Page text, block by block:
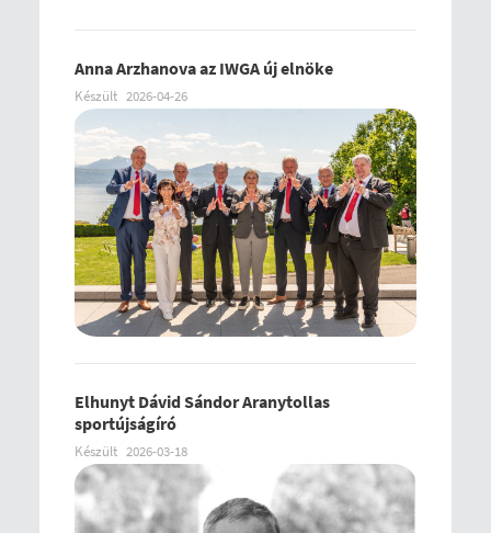
Anna Arzhanova az IWGA új elnöke
Készült 2026-04-26
Elhunyt Dávid Sándor Aranytollas
sportújságíró
Készült 2026-03-18